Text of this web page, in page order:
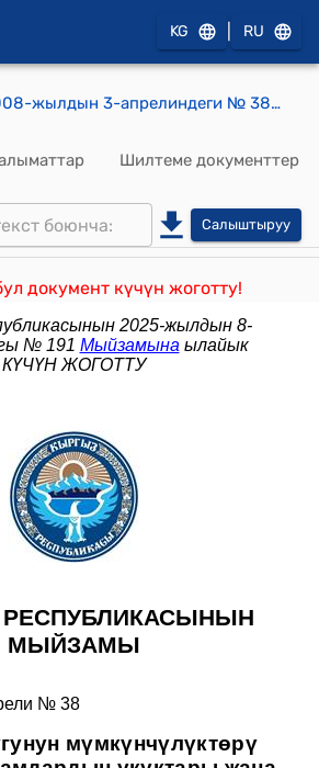
KG RU
КР 2008-жылдын 3-апрелиндеги № 38 "Ден соолугунун мүмкүнчүлүктөрү чектелүү адамдардын укуктары жана кепилдиктери жөнүндө" Мыйзамы
Шилтеме документтер
Салыштыруу
документ күчүн жоготту!